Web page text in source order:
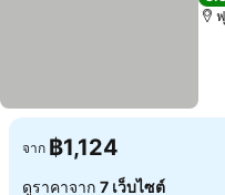
จาก ฿1,124
ดูราคาจาก 7 เว็บไซต์